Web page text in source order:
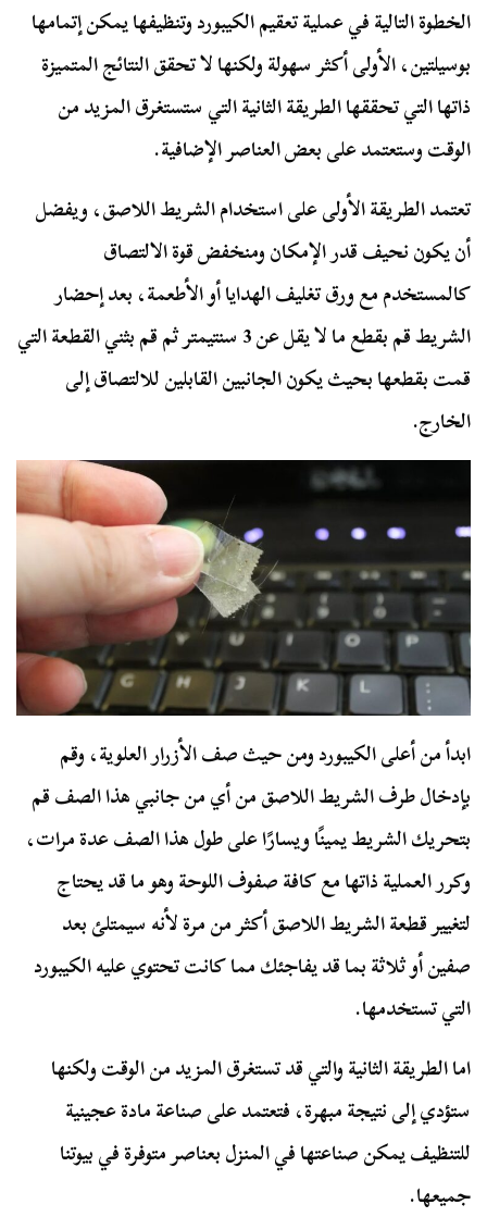
الخطوة التالية في عملية تعقيم الكيبورد وتنظيفها يمكن إتمامها
بوسيلتين، الأولى أكثر سهولة ولكنها لا تحقق النتائج المتميزة
ذاتها التي تحققها الطريقة الثانية التي ستستغرق المزيد من
الوقت وستعتمد على بعض العناصر الإضافية.
تعتمد الطريقة الأولى على استخدام الشريط اللاصق، ويفضل
أن يكون نحيف قدر الإمكان ومنخفض قوة الالتصاق
كالمستخدم مع ورق تغليف الهدايا أو الأطعمة، بعد إحضار
الشريط قم بقطع ما لا يقل عن 3 سنتيمتر ثم قم بثني القطعة التي
قمت بقطعها بحيث يكون الجانبين القابلين للالتصاق إلى
الخارج.
ابدأ من أعلى الكيبورد ومن حيث صف الأزرار العلوية، وقم
بإدخال طرف الشريط اللاصق من أي من جانبي هذا الصف قم
بتحريك الشريط يمينًا ويسارًا على طول هذا الصف عدة مرات،
وكرر العملية ذاتها مع كافة صفوف اللوحة وهو ما قد يحتاج
لتغيير قطعة الشريط اللاصق أكثر من مرة لأنه سيمتلئ بعد
صفين أو ثلاثة بما قد يفاجئك مما كانت تحتوي عليه الكيبورد
التي تستخدمها.
اما الطريقة الثانية والتي قد تستغرق المزيد من الوقت ولكنها
ستؤدي إلى نتيجة مبهرة، فتعتمد على صناعة مادة عجينية
للتنظيف يمكن صناعتها في المنزل بعناصر متوفرة في بيوتنا
جميعها.